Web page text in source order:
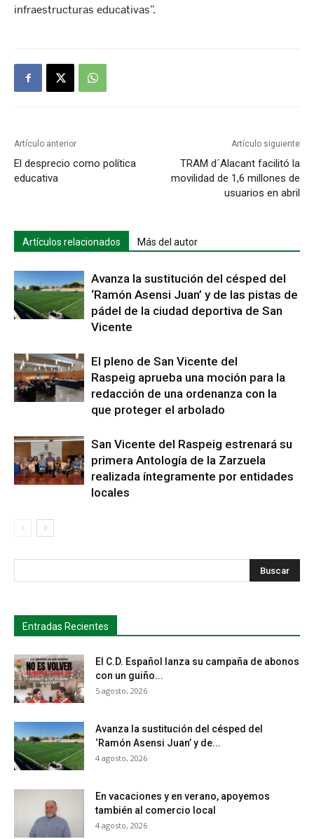
infraestructuras educativas”.
Artículo anterior
El desprecio como política
educativa
Artículo siguiente
TRAM d´Alacant facilitó la
movilidad de 1,6 millones de
usuarios en abril
Artículos relacionados Más del autor
Avanza la sustitución del césped del
‘Ramón Asensi Juan’ y de las pistas de
pádel de la ciudad deportiva de San
Vicente
El pleno de San Vicente del
Raspeig aprueba una moción para la
redacción de una ordenanza con la
que proteger el arbolado
San Vicente del Raspeig estrenará su
primera Antología de la Zarzuela
realizada íntegramente por entidades
locales
Entradas Recientes
El C.D. Español lanza su campaña de abonos
con un guiño...
5 agosto, 2026
Avanza la sustitución del césped del
‘Ramón Asensi Juan’ y de...
4 agosto, 2026
En vacaciones y en verano, apoyemos
también al comercio local
4 agosto, 2026